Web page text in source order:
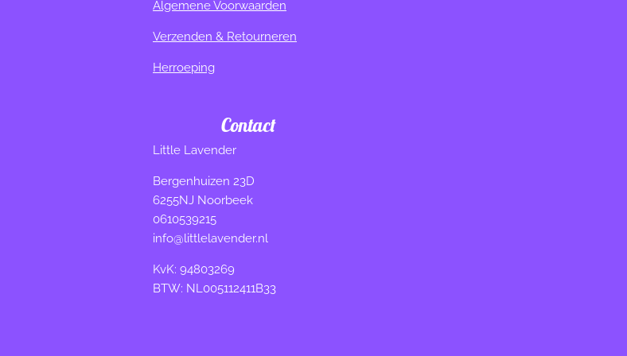
Algemene Voorwaarden
Verzenden & Retourneren
Herroeping
Contact
Little Lavender
Bergenhuizen 23D
6255NJ Noorbeek
0610539215
info@littlelavender.nl
KvK: 94803269
BTW: NL005112411B33